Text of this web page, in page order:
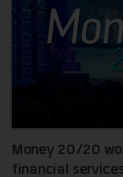
Money 20/20
financial